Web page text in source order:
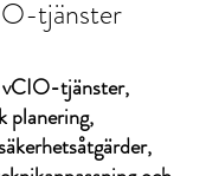
tjänster
tjänster,
planering,